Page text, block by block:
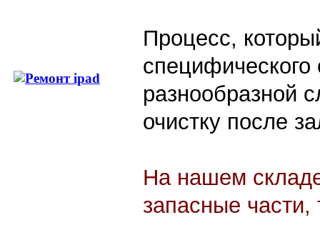
Процесс,
разнообразной
очистку после
На нашем
запасные